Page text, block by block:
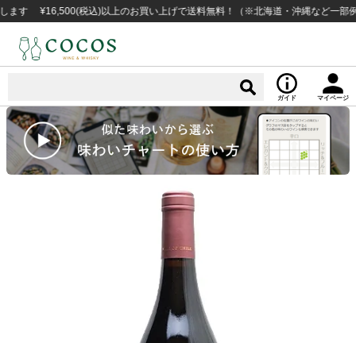
税込)以上のお買い上げで送料無料！（※北海道・沖縄など一部例外地
ガイド マイページ